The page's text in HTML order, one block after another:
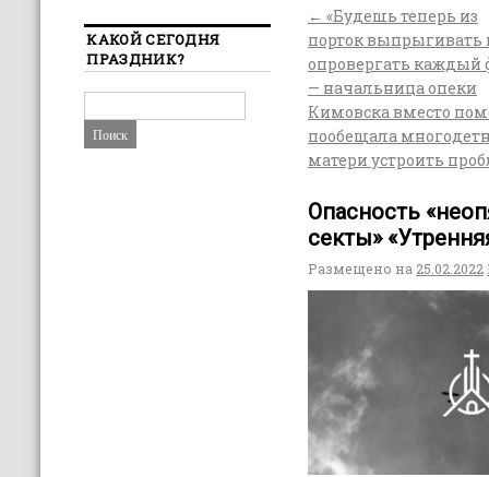
← «Будешь теперь из
порток выпрыгивать
опровергать каждый
— начальница опеки
Кимовска вместо
пообещала
матери устроить
Опасность
секты»
Размещено на 25.02.2022
КАКОЙ СЕГОДНЯ
ПРАЗДНИК?